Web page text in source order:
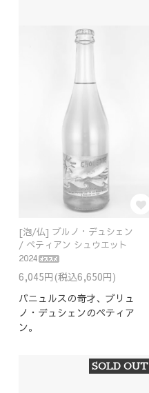
[泡/仏] ブルノ・デュシェン
/ ペティアン シュウエット
2024
6,045円(税込6,650円)
バニュルスの奇才、ブリュ
ノ・デュシェンのペティア
ン。
SOLD OUT